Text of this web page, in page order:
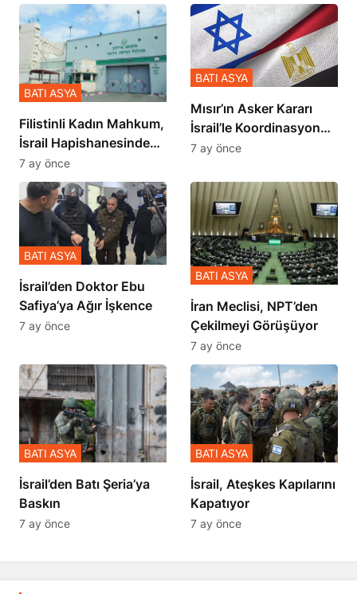
Filistinli Kadın Mahkum,
İsrail Hapishanesindeki
Zulmü Anlattı
BATI ASYA
7 ay önce
Mısır’ın Asker Kararı
İsrail’le Koordinasyon
İçinde Gerçekleşmiş
BATI ASYA
7 ay önce
İsrail’den Doktor Ebu
Safiya’ya Ağır İşkence
BATI ASYA
7 ay önce
İran Meclisi, NPT’den
Çekilmeyi Görüşüyor
BATI ASYA
7 ay önce
​​​​​​​İsrail’den Batı Şeria’ya
Baskın
BATI ASYA
7 ay önce
İsrail, Ateşkes Kapılarını
Kapatıyor
BATI ASYA
7 ay önce